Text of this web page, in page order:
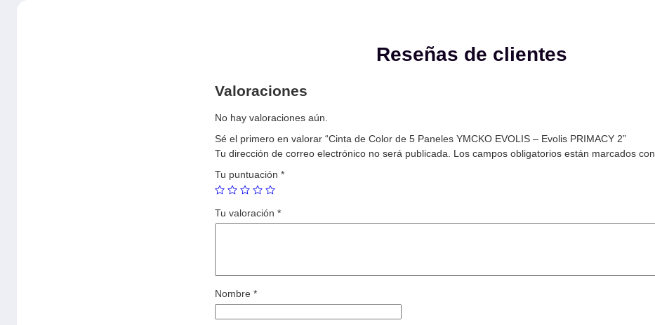
Reseñas de clientes
Valoraciones
No hay valoraciones aún.
Sé el primero en valorar “Cinta de Color de 5 Paneles YMCKO EVOLIS – Evolis PRIMACY 2”
Tu dirección de correo electrónico no será publicada.
Los campos obligatorios están marcados con
Tu puntuación *
Tu valoración *
Nombre *